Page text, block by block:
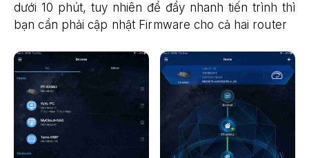
dưới 10 phút, tuy nhiên để đẩy nhanh tiến trình thì
bạn cần phải cập nhật Firmware cho cả hai router